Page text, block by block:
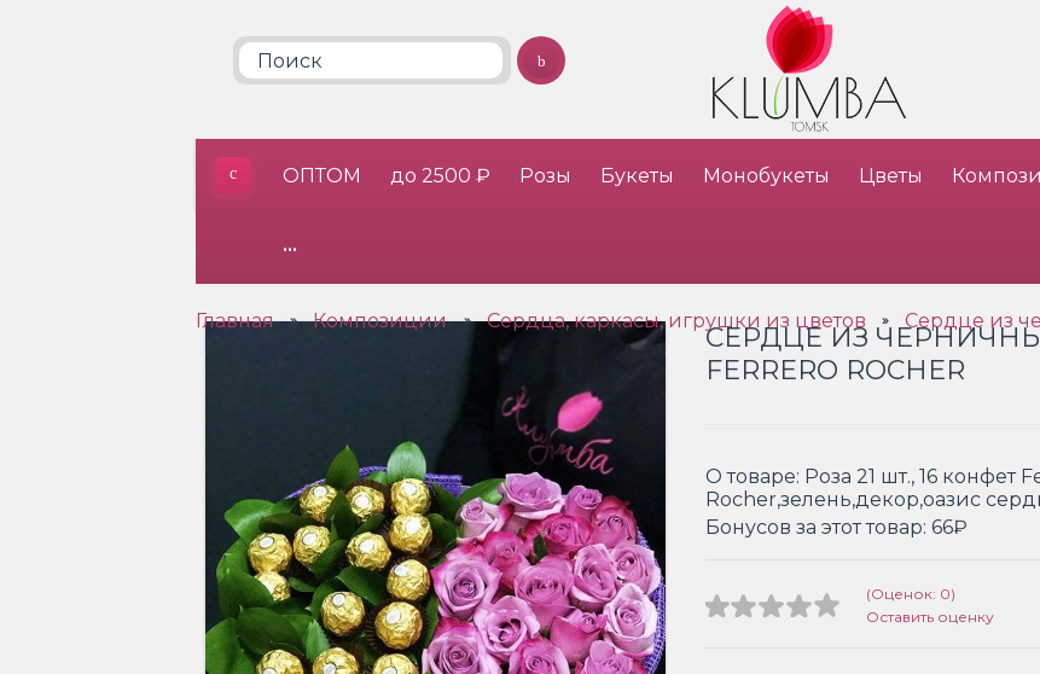
ОПТОМ до 2500 ₽ Розы Букеты Монобукеты Цветы
•••
Главная » Композиции » Сердца, каркасы, игрушки из цветов » Сердце из
СЕРДЦЕ ИЗ
FERRERO ROCHER
О товаре: Роза 21 шт., 16 конфет
Rocher,зелень,декор,оазис
Бонусов за этот товар: 66₽
(Оценок: 0)
Оставить оценку